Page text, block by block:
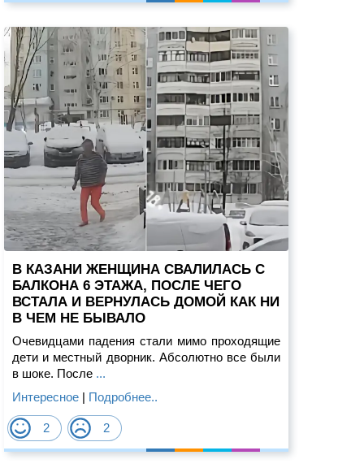
В КАЗАНИ ЖЕНЩИНА СВАЛИЛАСЬ С
БАЛКОНА 6 ЭТАЖА, ПОСЛЕ ЧЕГО
ВСТАЛА И ВЕРНУЛАСЬ ДОМОЙ КАК НИ
В ЧЕМ НЕ БЫВАЛО
Очевидцами падения стали мимо проходящие
дети и местный дворник. Абсолютно все были
в шоке. После ...
Интересное | Подробнее..
2 2